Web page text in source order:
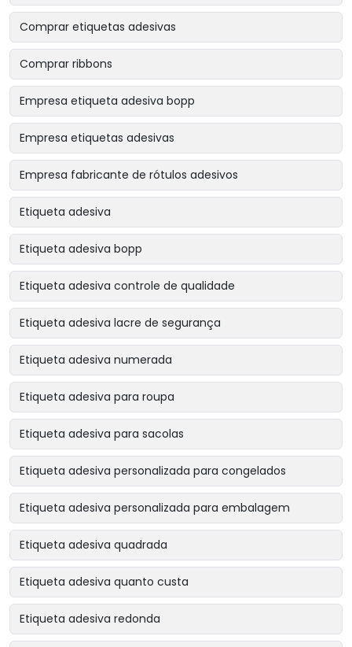
Comprar etiquetas adesivas
Comprar ribbons
Empresa etiqueta adesiva bopp
Empresa etiquetas adesivas
Empresa fabricante de rótulos adesivos
Etiqueta adesiva
Etiqueta adesiva bopp
Etiqueta adesiva controle de qualidade
Etiqueta adesiva lacre de segurança
Etiqueta adesiva numerada
Etiqueta adesiva para roupa
Etiqueta adesiva para sacolas
Etiqueta adesiva personalizada para congelados
Etiqueta adesiva personalizada para embalagem
Etiqueta adesiva quadrada
Etiqueta adesiva quanto custa
Etiqueta adesiva redonda